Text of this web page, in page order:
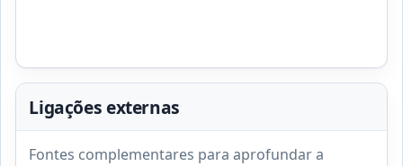
Ligações externas
Fontes complementares para aprofundar a